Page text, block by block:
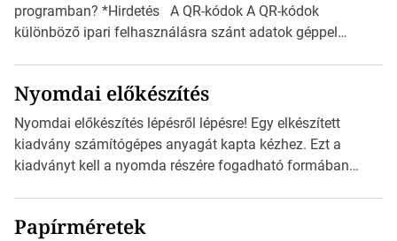
programban? *Hirdetés A QR-kódok A QR-kódok
különböző ipari felhasználásra szánt adatok géppel
okostelefonjára telepíthet egy QR-kód-leolvasó
alkalmazást, ami leolvasni és dekódolni képes az URL-
információt és átirányítja a telefon böngészőjét a cég
weblapjára. A QR-kód beolvasása után a felhasználó
Nyomdai előkészítés
Nyomdai előkészítés lépésről lépésre! Egy elkészített
kiadvány számítógépes anyagát kapta kézhez. Ezt a
kiadványt kell a nyomda részére fogadható formában
Illustratorban készült vektorgrafika. *Hirdetés Minden
Papírméretek